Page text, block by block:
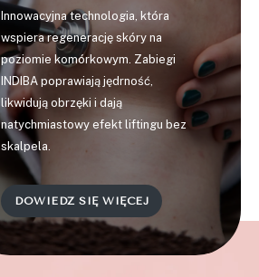
Innowacyjna technologia, która
wspiera regenerację skóry na
poziomie komórkowym. Zabiegi
INDIBA poprawiają jędrność,
likwidują obrzęki i dają
natychmiastowy efekt liftingu bez
skalpela.
DOWIEDZ SIĘ WIĘCEJ